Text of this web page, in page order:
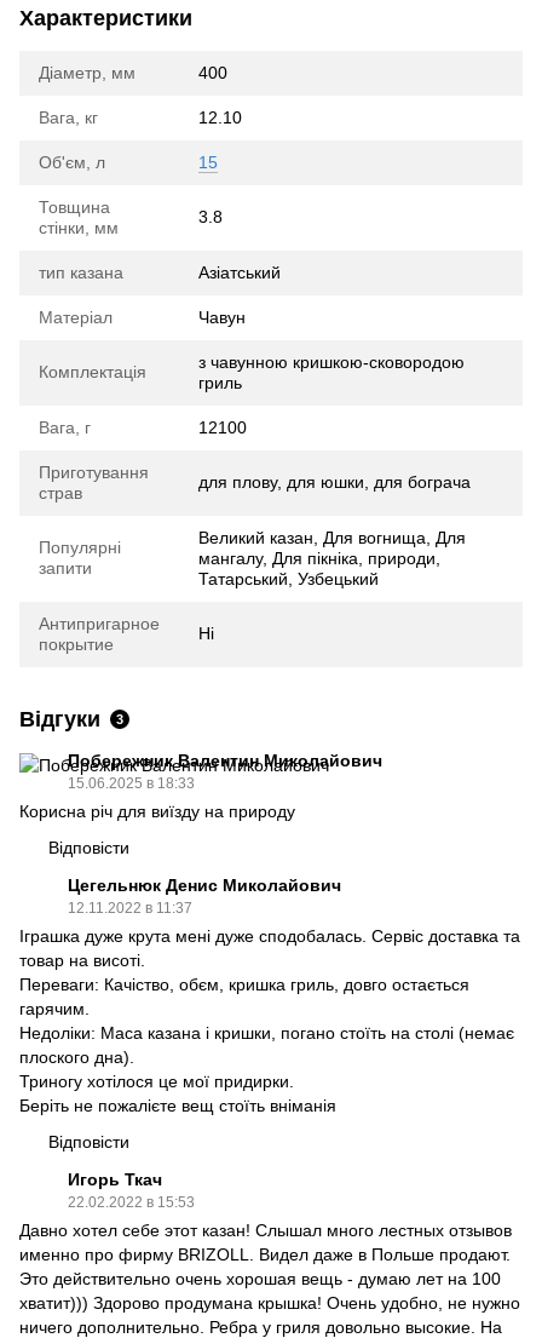
Характеристики
Діаметр, мм 400
Вага, кг 12.10
Об'єм, л 15
Товщина
стінки, мм
3.8
тип казана Азіатський
Матеріал Чавун
Комплектація
з чавунною кришкою-сковородою
гриль
Вага, г 12100
Приготування
страв
для плову, для юшки, для бограча
Популярні
запити
Великий казан, Для вогнища, Для
мангалу, Для пікніка, природи,
Татарський, Узбецький
Антипригарное
покрытие
Ні
Відгуки 3
Побережник Валентин Миколайович
15.06.2025 в 18:33
Корисна річ для виїзду на природу
Відповісти
Цегельнюк Денис Миколайович
12.11.2022 в 11:37
Іграшка дуже крута мені дуже сподобалась. Сервіс доставка та
товар на висоті.
Переваги: Качіство, обєм, кришка гриль, довго остається
гарячим.
Недоліки: Маса казана і кришки, погано стоїть на столі (немає
плоского дна).
Триногу хотілося це мої придирки.
Беріть не пожалієте вещ стоїть вніманія
Відповісти
Игорь Ткач
22.02.2022 в 15:53
Давно хотел себе этот казан! Слышал много лестных отзывов
именно про фирму BRIZOLL. Видел даже в Польше продают.
Это действительно очень хорошая вещь - думаю лет на 100
хватит))) Здорово продумана крышка! Очень удобно, не нужно
ничего дополнительно. Ребра у гриля довольно высокие. На